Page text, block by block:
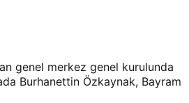
genel merkez genel kurulunda
Burhanettin Özkaynak, Bayram